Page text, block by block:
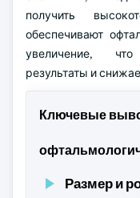
получить
обеспечивают
увеличение,
результаты и
Ключевые
Размер и